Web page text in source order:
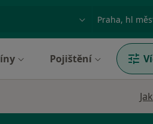
nebo příjmení Město nebo
Pojištění